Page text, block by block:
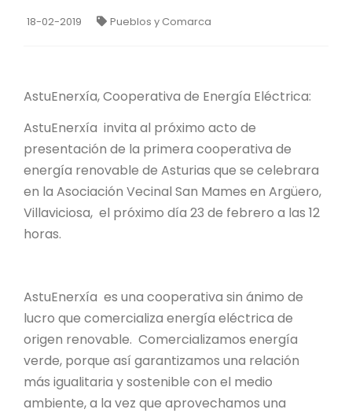
18-02-2019 Pueblos y Comarca
AstuEnerxía, Cooperativa de Energía Eléctrica:
AstuEnerxía invita al próximo acto de
presentación de la primera cooperativa de
energía renovable de Asturias que se celebrara
en la Asociación Vecinal San Mames en Argüero,
Villaviciosa, el próximo día 23 de febrero a las 12
horas.
AstuEnerxía es una cooperativa sin ánimo de
lucro que comercializa energía eléctrica de
origen renovable. Comercializamos energía
verde, porque así garantizamos una relación
más igualitaria y sostenible con el medio
ambiente, a la vez que aprovechamos una